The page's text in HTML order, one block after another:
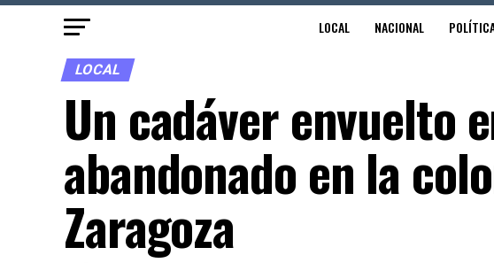
LOCAL NACIONAL
LOCAL
Un cadáver envuelto
abandonado en la
Zaragoza